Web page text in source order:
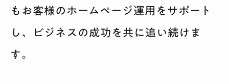
もお客様のホームページ運用をサポート
し、ビジネスの成功を共に追い続けま
す。